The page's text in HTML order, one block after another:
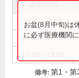
9:00～12:00
14:00～17:00
お盆(8月中旬)は
に必ず医療機関
備考: 第1・第